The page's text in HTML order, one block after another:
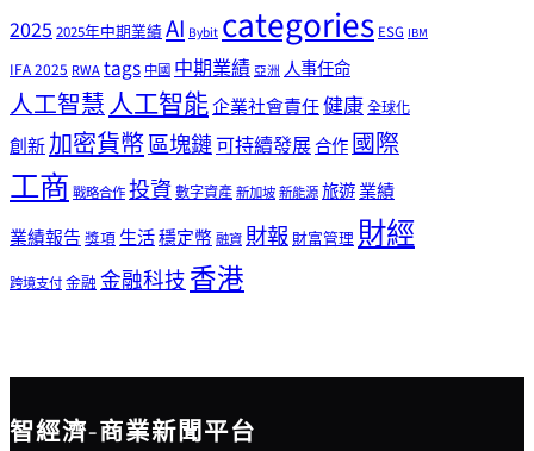
20252025年中期業績AI Bybitcategories ESG IBM
IFA 2025 RWAtags 中國 中期業績 亞洲 人事任命
人工智慧人工智能企業社會責任健康全球化
創新加密貨幣區塊鏈可持續發展合作國際
工商 戰略合作投資數字資產新加坡新能源旅遊業績
業績報告 獎項生活穩定幣融資 財報 財富管理財經
跨境支付金融 金融科技香港
智經濟-商業新聞平台